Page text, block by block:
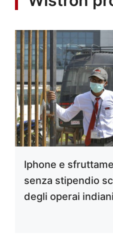
Iphone e
senza stipendio
degli operai indiani